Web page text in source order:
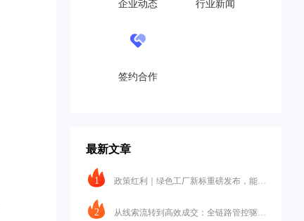
旗舰企业版
SaaS在线版
帮助中心
教育培训行业如雨后春笋般涌现，这
企业动态 行业新闻
签约合作
最新文章
1 政策红利｜绿色工厂新标重磅发布，能碳...
2 从线索流转到高效成交：全链路管控驱动...